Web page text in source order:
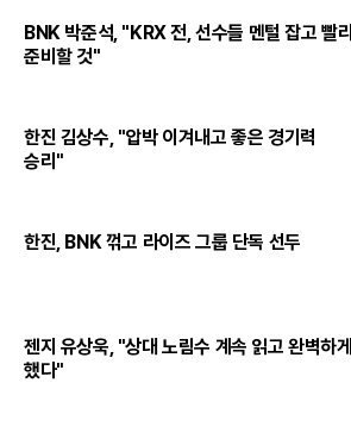
BNK 박준석, "KRX 전, 선수들 멘털 잡고 빨리
준비할 것"
한진 김상수, "압박 이겨내고 좋은 경기력
승리"
한진, BNK 꺾고 라이즈 그룹 단독 선두
젠지 유상욱, "상대 노림수 계속 읽고 완벽하게
했다"